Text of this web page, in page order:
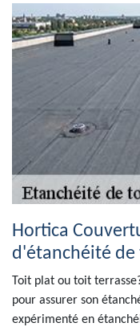
Hortica
d'étanchéité
Toit plat ou toit
pour assurer son
expérimenté en